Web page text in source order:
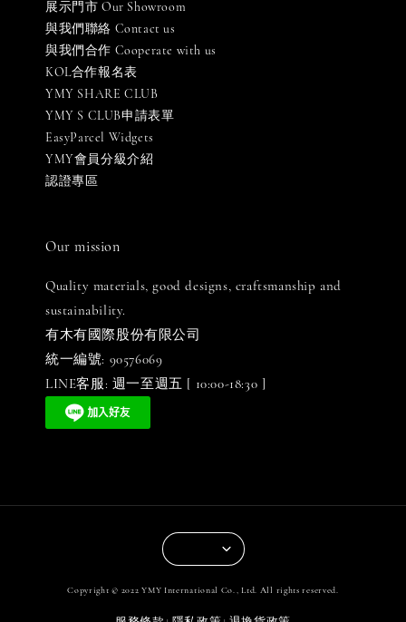
展示門市 Our Showroom
與我們聯絡 Contact us
與我們合作 Cooperate with us
KOL合作報名表
YMY SHARE CLUB
YMY S CLUB申請表單
EasyParcel Widgets
YMY會員分級介紹
認證專區
Our mission
Quality materials, good designs, craftsmanship and
sustainability.
有木有國際股份有限公司
統一編號: 90576069
LINE客服: 週一至週五 [ 10:00-18:30 ]
Copyright © 2022 YMY International Co., Ltd. All rights reserved.